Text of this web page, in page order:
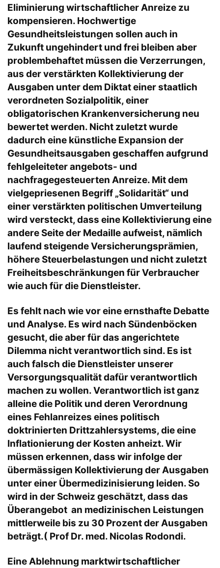
Eliminierung wirtschaftlicher Anreize zu
kompensieren. Hochwertige
Gesundheitsleistungen sollen auch in
Zukunft ungehindert und frei bleiben aber
problembehaftet müssen die Verzerrungen,
aus der verstärkten Kollektivierung der
Ausgaben unter dem Diktat einer staatlich
verordneten Sozialpolitik, einer
obligatorischen Krankenversicherung neu
bewertet werden. Nicht zuletzt wurde
dadurch eine künstliche Expansion der
Gesundheitsausgaben geschaffen aufgrund
fehlgeleiteter angebots- und
nachfragegesteuerten Anreize. Mit dem
vielgepriesenen Begriff „Solidarität“ und
einer verstärkten politischen Umverteilung
wird versteckt, dass eine Kollektivierung eine
andere Seite der Medaille aufweist, nämlich
laufend steigende Versicherungsprämien,
höhere Steuerbelastungen und nicht zuletzt
Freiheitsbeschränkungen für Verbraucher
wie auch für die Dienstleister.
Es fehlt nach wie vor eine ernsthafte Debatte
und Analyse. Es wird nach Sündenböcken
gesucht, die aber für das angerichtete
Dilemma nicht verantwortlich sind. Es ist
auch falsch die Dienstleister unserer
Versorgungsqualität dafür verantwortlich
machen zu wollen. Verantwortlich ist ganz
alleine die Politik und deren Verordnung
eines Fehlanreizes eines politisch
doktrinierten Drittzahlersystems, die eine
Inflationierung der Kosten anheizt. Wir
müssen erkennen, dass wir infolge der
übermässigen Kollektivierung der Ausgaben
unter einer Übermedizinisierung leiden. So
wird in der Schweiz geschätzt, dass das
Überangebot an medizinischen Leistungen
mittlerweile bis zu 30 Prozent der Ausgaben
beträgt.( Prof Dr. med. Nicolas Rodondi.
Eine Ablehnung marktwirtschaftlicher